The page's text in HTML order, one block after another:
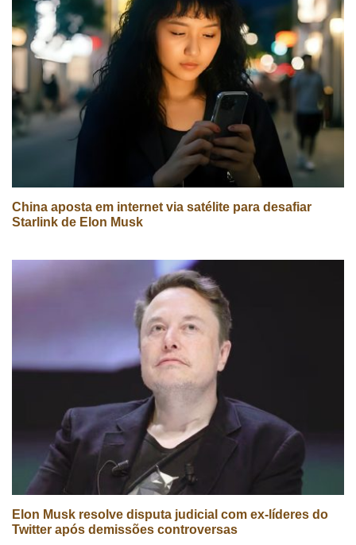
China aposta em internet via satélite para desafiar
Starlink de Elon Musk
Elon Musk resolve disputa judicial com ex-líderes do
Twitter após demissões controversas